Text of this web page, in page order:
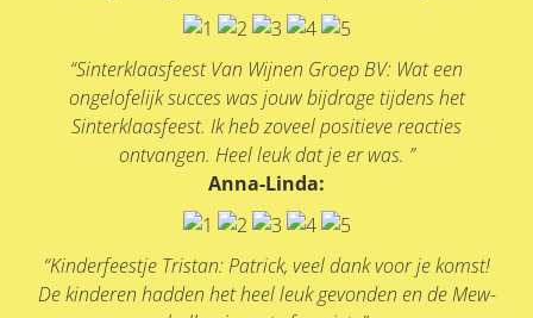
“Sinterklaasfeest Van Wijnen Groep BV: Wat een
ongelofelijk succes was jouw bijdrage tijdens het
Sinterklaasfeest. Ik heb zoveel positieve reacties
ontvangen. Heel leuk dat je er was. ”
Anna-Linda:
“Kinderfeestje Tristan: Patrick, veel dank voor je komst!
De kinderen hadden het heel leuk gevonden en de Mew-